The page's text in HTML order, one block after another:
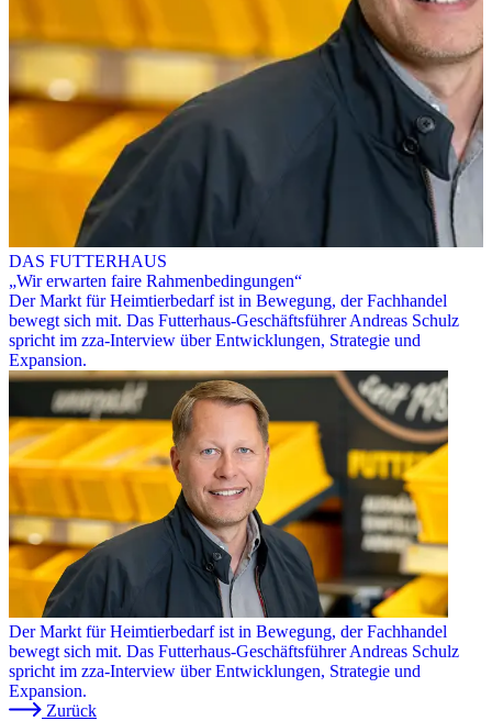
DAS FUTTERHAUS
„Wir erwarten faire Rahmenbedingungen“
Der Markt für Heimtierbedarf ist in Bewegung, der Fachhandel
bewegt sich mit. Das Futterhaus-Geschäftsführer Andreas Schulz
spricht im zza-Interview über Entwicklungen, Strategie und
Expansion.
Der Markt für Heimtierbedarf ist in Bewegung, der Fachhandel
bewegt sich mit. Das Futterhaus-Geschäftsführer Andreas Schulz
spricht im zza-Interview über Entwicklungen, Strategie und
Expansion.
Zurück